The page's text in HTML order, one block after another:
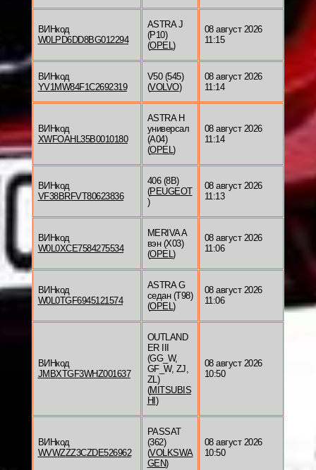
ВИНкод
W0LPD6DD8BG012294
ASTRA J
(P10)
(OPEL)
08 август 2026
11:15
ВИНкод
YV1MW84F1C2692319
V50 (545)
(VOLVO)
08 август 2026
11:14
ВИНкод
XWFOAHL35B0010180
ASTRA H
универсал
(A04)
(OPEL)
08 август 2026
11:14
ВИНкод
VF38BRFVT80623836
406 (8B)
(PEUGEOT
)
08 август 2026
11:13
ВИНкод
W0L0XCE7584275534
MERIVA A
вэн (X03)
(OPEL)
08 август 2026
11:06
ВИНкод
W0L0TGF6945121574
ASTRA G
седан (T98)
(OPEL)
08 август 2026
11:06
ВИНкод
JMBXTGF3WHZ001637
OUTLAND
ER III
(GG_W,
GF_W, ZJ,
ZL)
(MITSUBIS
HI )
08 август 2026
10:50
ВИНкод
WVWZZZ3CZDE526962
PASSAT
(362)
(VOLKSWA
GEN)
08 август 2026
10:50